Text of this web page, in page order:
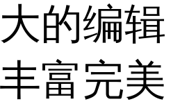
的编辑
富完美